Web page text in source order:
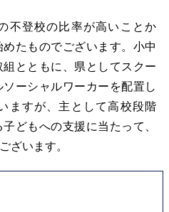
不登校の比率が高いことか
たものでございます。小中
とともに、県としてスクー
ーシャルワーカーを配置し
ますが、主として高校段階
どもへの支援に当たって、
ざいます。